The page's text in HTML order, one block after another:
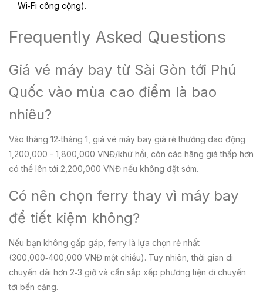
Wi‑Fi công cộng).
Frequently Asked Questions
Giá vé máy bay từ Sài Gòn tới Phú
Quốc vào mùa cao điểm là bao
nhiêu?
Vào tháng 12‑tháng 1, giá vé máy bay giá rẻ thường dao động
1,200,000 - 1,800,000 VNĐ/khứ hồi, còn các hãng giá thấp hơn
có thể lên tới 2,200,000 VNĐ nếu không đặt sớm.
Có nên chọn ferry thay vì máy bay
để tiết kiệm không?
Nếu bạn không gấp gáp, ferry là lựa chọn rẻ nhất
(300,000‑400,000 VNĐ một chiều). Tuy nhiên, thời gian di
chuyển dài hơn 2‑3 giờ và cần sắp xếp phương tiện di chuyển
tới bến cảng.